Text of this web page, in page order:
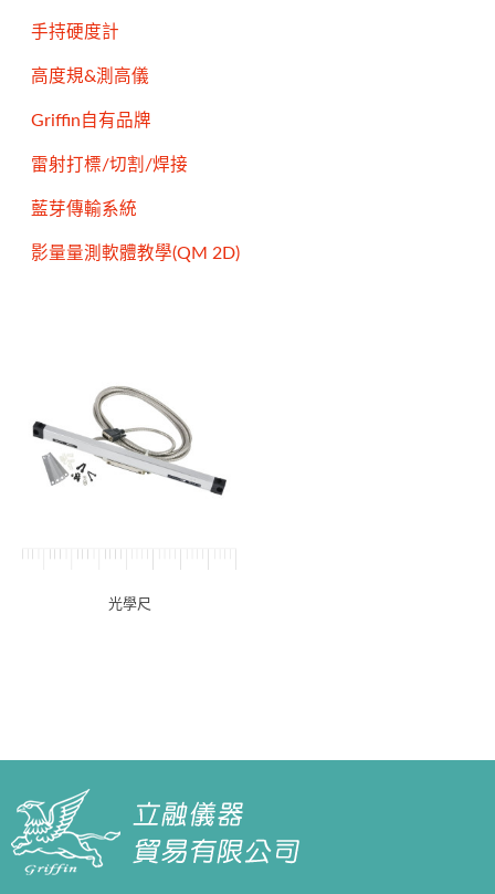
手持硬度計
高度規&測高儀
Griffin自有品牌
雷射打標/切割/焊接
藍芽傳輸系統
影量量測軟體教學(QM 2D)
光學尺